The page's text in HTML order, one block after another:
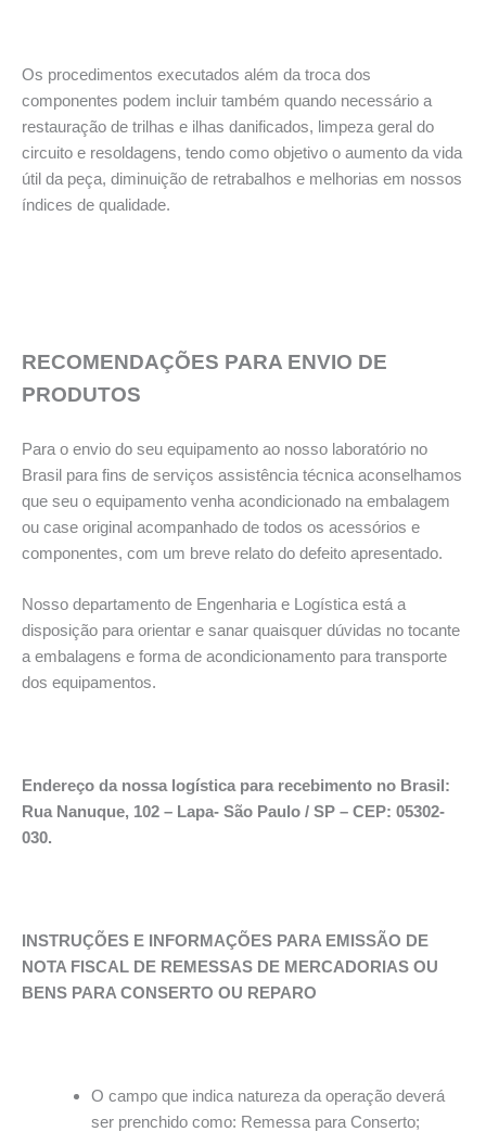
Os procedimentos executados além da troca dos
componentes podem incluir também quando necessário a
restauração de trilhas e ilhas danificados, limpeza geral do
circuito e resoldagens, tendo como objetivo o aumento da vida
útil da peça, diminuição de retrabalhos e melhorias em nossos
índices de qualidade.
RECOMENDAÇÕES PARA ENVIO DE
PRODUTOS
Para o envio do seu equipamento ao nosso laboratório no
Brasil para fins de serviços assistência técnica aconselhamos
que seu o equipamento venha acondicionado na embalagem
ou case original acompanhado de todos os acessórios e
componentes, com um breve relato do defeito apresentado.
Nosso departamento de Engenharia e Logística está a
disposição para orientar e sanar quaisquer dúvidas no tocante
a embalagens e forma de acondicionamento para transporte
dos equipamentos.
Endereço da nossa logística para recebimento no Brasil:
Rua Nanuque, 102 – Lapa- São Paulo / SP – CEP: 05302-
030.
INSTRUÇÕES E INFORMAÇÕES PARA EMISSÃO DE
NOTA FISCAL DE REMESSAS DE MERCADORIAS OU
BENS PARA CONSERTO OU REPARO
O campo que indica natureza da operação deverá
ser prenchido como: Remessa para Conserto;